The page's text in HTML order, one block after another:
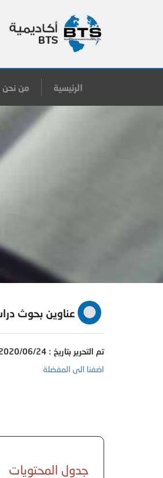
الرئيسية من نحن
عناوين بحوث
تم التحرير بتاريخ : 2020/06/24
اضفنا الى المفضلة
جدول المحتويات